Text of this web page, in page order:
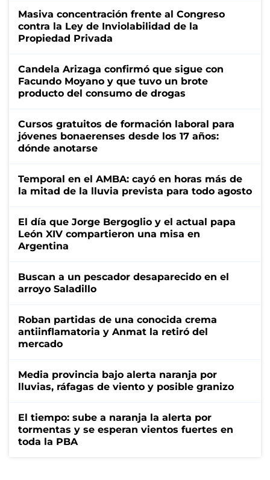
Masiva concentración frente al Congreso
contra la Ley de Inviolabilidad de la
Propiedad Privada
Candela Arizaga confirmó que sigue con
Facundo Moyano y que tuvo un brote
producto del consumo de drogas
Cursos gratuitos de formación laboral para
jóvenes bonaerenses desde los 17 años:
dónde anotarse
Temporal en el AMBA: cayó en horas más de
la mitad de la lluvia prevista para todo agosto
El día que Jorge Bergoglio y el actual papa
León XIV compartieron una misa en
Argentina
Buscan a un pescador desaparecido en el
arroyo Saladillo
Roban partidas de una conocida crema
antiinflamatoria y Anmat la retiró del
mercado
Media provincia bajo alerta naranja por
lluvias, ráfagas de viento y posible granizo
El tiempo: sube a naranja la alerta por
tormentas y se esperan vientos fuertes en
toda la PBA